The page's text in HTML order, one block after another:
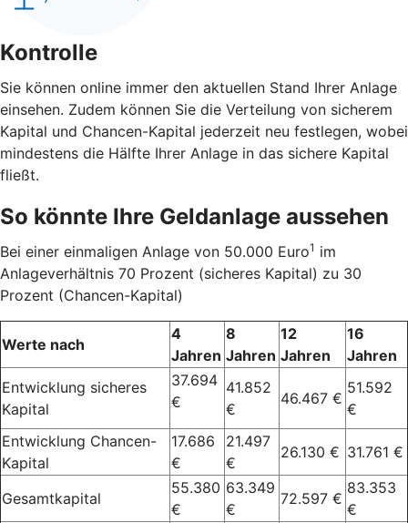
Kontrolle
Sie können online immer den aktuellen Stand Ihrer Anlage
einsehen. Zudem können Sie die Verteilung von sicherem
Kapital und Chancen-Kapital jederzeit neu festlegen, wobei
mindestens die Hälfte Ihrer Anlage in das sichere Kapital
fließt.
So könnte Ihre Geldanlage aussehen
Bei einer einmaligen Anlage von 50.000 Euro1 im
Anlageverhältnis 70 Prozent (sicheres Kapital) zu 30
Prozent (Chancen-Kapital)
Werte nach
4
Jahren
8
Jahren
12
Jahren
16
Jahren
Entwicklung sicheres
Kapital
37.694
€
41.852
€
46.467 €
51.592
€
Entwicklung Chancen-
Kapital
17.686
€
21.497
€
26.130 € 31.761 €
Gesamtkapital
55.380
€
63.349
€
72.597 €
83.353
€